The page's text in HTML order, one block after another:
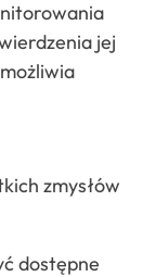
jej
zmysłów
dostępne